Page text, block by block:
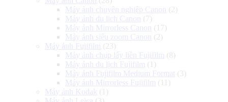
Máy ảnh chuyên nghiệp Canon
(2)
Máy ảnh du lịch Canon
(7)
Máy ảnh Mirrorless Canon
(17)
Máy ảnh siêu zoom Canon
(2)
Máy ảnh Fujifilm (23)
Máy ảnh chụp lấy liền Fujifilm (8)
Máy ảnh du lịch Fujifilm (1)
Máy ảnh Fujifilm Medium Format (3)
Máy ảnh Mirrorless Fujifilm (11)
Máy ảnh Kodak (1)